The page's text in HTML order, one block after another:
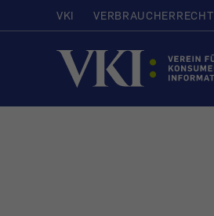
VKI VERBRAUCHERRECHT
Startseite